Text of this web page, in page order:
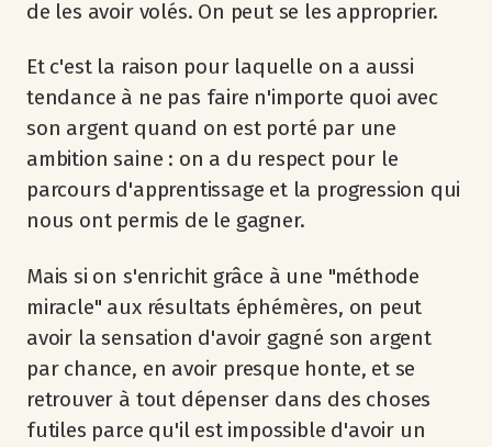
de les avoir volés. On peut se les approprier.
Et c'est la raison pour laquelle on a aussi
tendance à ne pas faire n'importe quoi avec
son argent quand on est porté par une
ambition saine : on a du respect pour le
parcours d'apprentissage et la progression qui
nous ont permis de le gagner.
Mais si on s'enrichit grâce à une "méthode
miracle" aux résultats éphémères, on peut
avoir la sensation d'avoir gagné son argent
par chance, en avoir presque honte, et se
retrouver à tout dépenser dans des choses
futiles parce qu'il est impossible d'avoir un